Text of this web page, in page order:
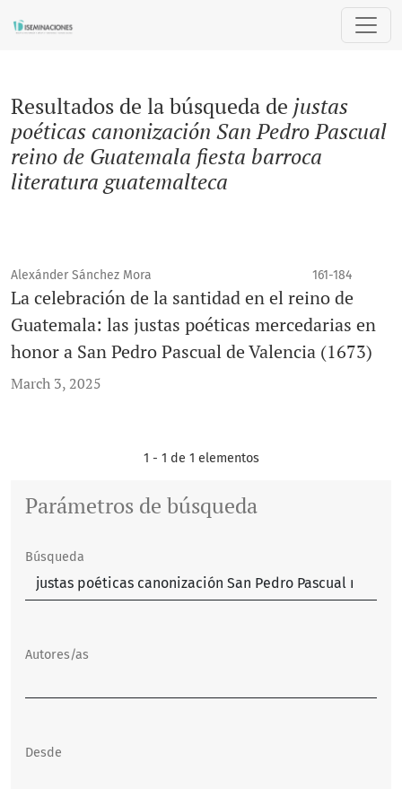
Resultados de la búsqueda de justas
poéticas canonización San Pedro Pascual
reino de Guatemala fiesta barroca
literatura guatemalteca
Alexánder Sánchez Mora 161-184
La celebración de la santidad en el reino de
Guatemala: las justas poéticas mercedarias en
honor a San Pedro Pascual de Valencia (1673)
March 3, 2025
1 - 1 de 1 elementos
Parámetros de búsqueda
Búsqueda
Autores/as
Desde